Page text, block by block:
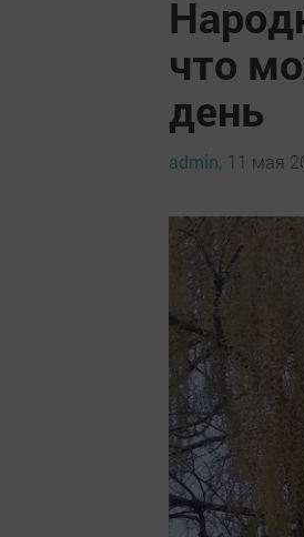
что
день
admin, 11 мая